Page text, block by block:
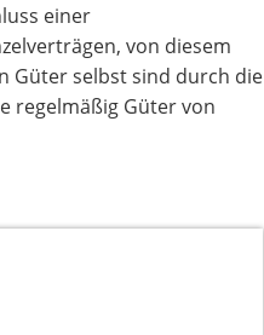
einer
von diesem
Güter selbst sind durch die
regelmäßig Güter von